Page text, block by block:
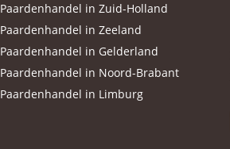
Paardenhandel in Zuid-Holland
Paardenhandel in Zeeland
Paardenhandel in Gelderland
Paardenhandel in Noord-Brabant
Paardenhandel in Limburg